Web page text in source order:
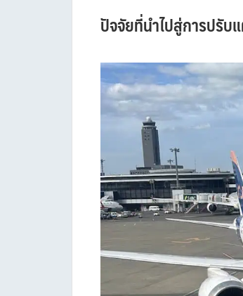
ปัจจัยที่นำไปสู่การปรับ